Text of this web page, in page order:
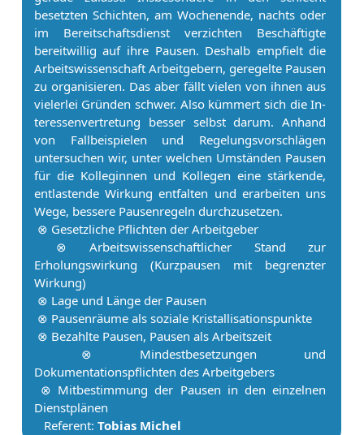
besetzten Schichten, am Wochenende, nachts oder
im Bereitschaftsdienst verzichten Beschäftigte
bereitwillig auf ihre Pau­sen. Deshalb empfielt die
Ar­beitswissenschaft Ar­beit­ge­bern, geregelte Pau­sen
zu organisieren. Das aber fällt vielen von ihnen aus
vielerlei Gründen schwer. Also kümmert sich die In­
ter­es­sen­ver­tre­tung besser selbst darum. Anhand
von Fallbeispielen und Regelungsvorschlägen
untersuchen wir, unter welchen Umständen Pau­sen
für die Kolleginnen und Kollegen eine stärkende,
entlastende Wirkung entfalten und erarbeiten uns
Wege, bessere Pau­senregeln durchzusetzen.
⊗ Gesetzliche Pflichten der Ar­beit­ge­ber
⊗ Ar­beitswissenschaftlicher Stand zur
Erholungswirkung (Kurzpausen mit begrenzter
Wirkung)
⊗ Lage und Länge der Pau­sen
⊗ Pau­senräume als soziale Kristallisationspunkte
⊗ Bezahlte Pau­sen, Pau­sen als Ar­beits­zeit
⊗ Mindestbesetzungen und
Dokumentationspflichten des Ar­beit­ge­bers
⊗ Mit­be­stim­mung der Pau­sen in den einzelnen
Dienstplänen
Referent: Tobias Michel